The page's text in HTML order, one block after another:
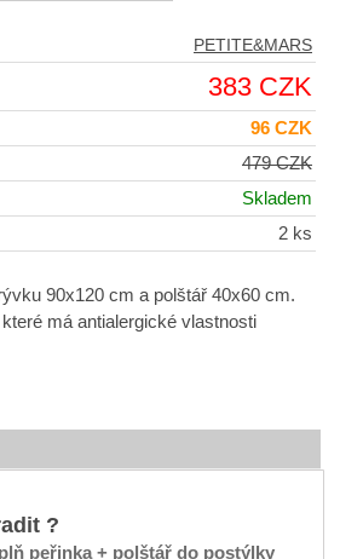
PETITE&MARS
383 CZK
96 CZK
479 CZK
Skladem
2 ks
90x120 cm a polštář 40x60 cm.
má antialergické vlastnosti
?
peřinka + polštář do postýlky